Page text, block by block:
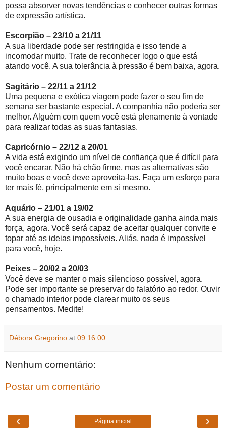
possa absorver novas tendências e conhecer outras formas
de expressão artística.
Escorpião – 23/10 a 21/11
A sua liberdade pode ser restringida e isso tende a
incomodar muito. Trate de reconhecer logo o que está
atando você. A sua tolerância à pressão é bem baixa, agora.
Sagitário – 22/11 a 21/12
Uma pequena e exótica viagem pode fazer o seu fim de
semana ser bastante especial. A companhia não poderia ser
melhor. Alguém com quem você está plenamente à vontade
para realizar todas as suas fantasias.
Capricórnio – 22/12 a 20/01
A vida está exigindo um nível de confiança que é difícil para
você encarar. Não há chão firme, mas as alternativas são
muito boas e você deve aproveita-las. Faça um esforço para
ter mais fé, principalmente em si mesmo.
Aquário – 21/01 a 19/02
A sua energia de ousadia e originalidade ganha ainda mais
força, agora. Você será capaz de aceitar qualquer convite e
topar até as ideias impossíveis. Aliás, nada é impossível
para você, hoje.
Peixes – 20/02 a 20/03
Você deve se manter o mais silencioso possível, agora.
Pode ser importante se preservar do falatório ao redor. Ouvir
o chamado interior pode clarear muito os seus
pensamentos. Medite!
Débora Gregorino at 09:16:00
Nenhum comentário:
Postar um comentário
‹ ›
Página inicial